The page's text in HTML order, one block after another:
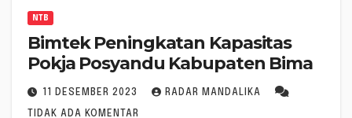
NTB
Bimtek Peningkatan Kapasitas
Pokja Posyandu Kabupaten Bima
11 DESEMBER 2023 RADAR MANDALIKA
TIDAK ADA KOMENTAR